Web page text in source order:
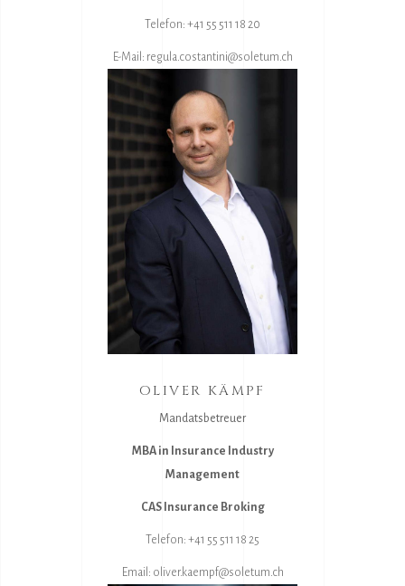
Telefon: +41 55 511 18 20
E-Mail: regula.costantini@soletum.ch
OLIVER KÄMPF
Mandatsbetreuer
MBA in Insurance Industry
Management
CAS Insurance Broking
Telefon: +41 55 511 18 25
Email: oliver.kaempf@soletum.ch